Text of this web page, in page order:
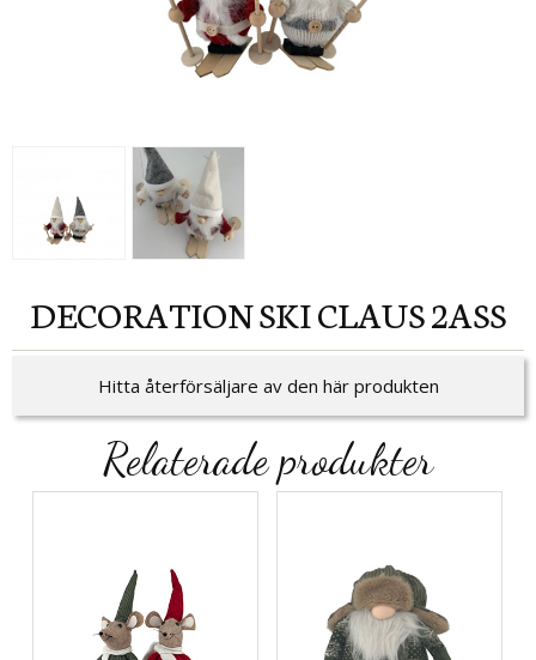
DECORATION SKI CLAUS 2ASS
Hitta återförsäljare av den här produkten
Relaterade produkter